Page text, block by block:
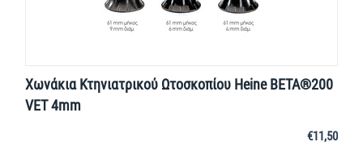
Χωνάκια Κτηνιατρικού Ωτοσκοπίου Heine BΕΤΑ®200
VET 4mm
€11,50